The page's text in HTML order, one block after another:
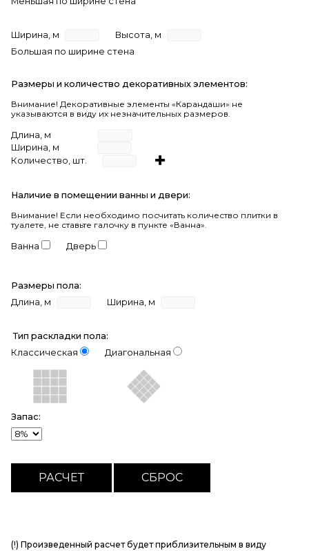
Ширина, м
Высота, м
Большая по ширине стена
Размеры и количество декоративных элементов:
Внимание! Декоративные элементы «Карандаши» не
указываются в виду их незначительных размеров.
Длина, м
Ширина, м
Количество, шт.
Наличие в помещении ванны и двери:
Внимание! Если необходимо посчитать количество плитки в
туалете, не ставьте галочку в пункте «Ванна».
Ванна Дверь
Размеры пола:
Длина, м
Ширина, м
Тип раскладки пола:
Классическая
Диагональная
Запас:
(!) Произведенный расчет будет приблизительным в виду